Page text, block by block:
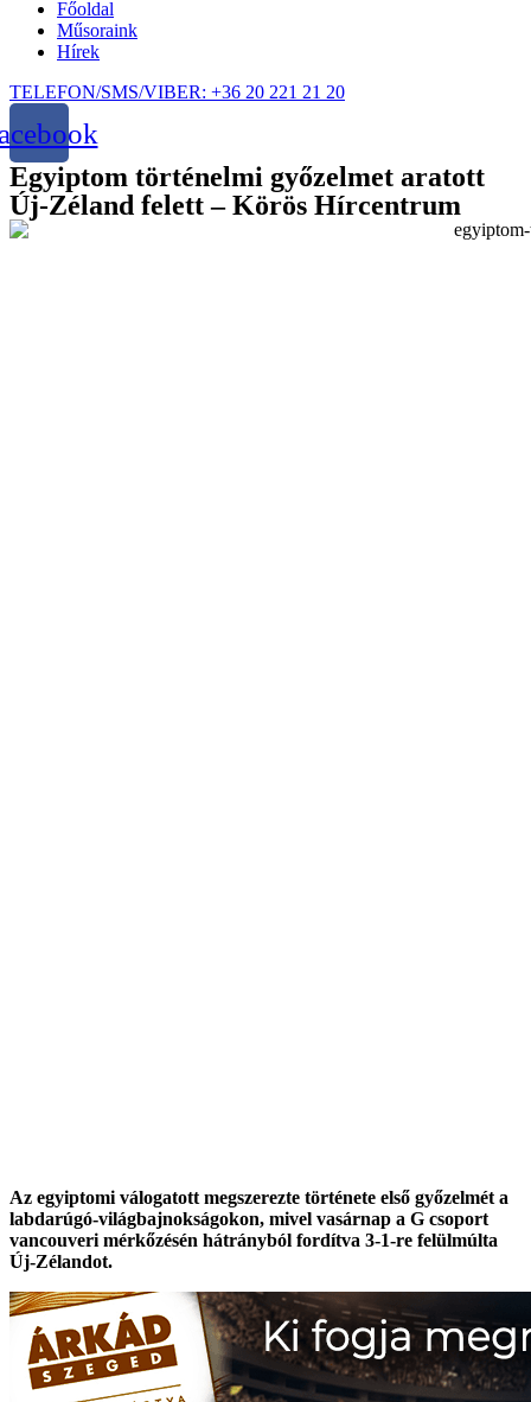
Főoldal
Műsoraink
Hírek
TELEFON/SMS/VIBER: +36 20 221 21 20
Egyiptom történelmi győzelmet aratott
Új-Zéland felett – Körös Hírcentrum
Az egyiptomi válogatott megszerezte története első győzelmét a
labdarúgó-világbajnokságokon, mivel vasárnap a G csoport
vancouveri mérkőzésén hátrányból fordítva 3-1-re felülmúlta
Új-Zélandot.